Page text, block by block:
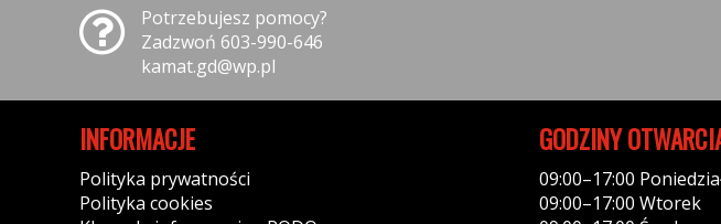
Potrzebujesz pomocy?
Zadzwoń 603-990-646
kamat.gd@wp.pl
INFORMACJE
Polityka prywatności
Polityka cookies
GODZINY
09:00–17:00
09:00–17:00 Wtorek